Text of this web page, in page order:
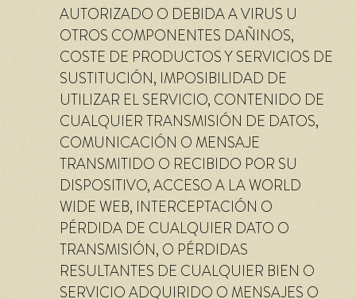
AUTORIZADO O DEBIDA A VIRUS U
OTROS COMPONENTES DAÑINOS,
COSTE DE PRODUCTOS Y SERVICIOS DE
SUSTITUCIÓN, IMPOSIBILIDAD DE
UTILIZAR EL SERVICIO, CONTENIDO DE
CUALQUIER TRANSMISIÓN DE DATOS,
COMUNICACIÓN O MENSAJE
TRANSMITIDO O RECIBIDO POR SU
DISPOSITIVO, ACCESO A LA WORLD
WIDE WEB, INTERCEPTACIÓN O
PÉRDIDA DE CUALQUIER DATO O
TRANSMISIÓN, O PÉRDIDAS
RESULTANTES DE CUALQUIER BIEN O
SERVICIO ADQUIRIDO O MENSAJES O